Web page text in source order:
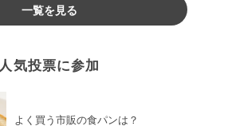
一覧を見る
人気投票に参加
よく買う市販の食パンは？